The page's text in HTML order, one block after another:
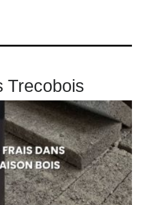
Trecobois